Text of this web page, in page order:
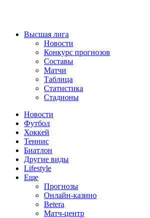
Высшая лига
Новости
Конкурс прогнозов
Составы
Матчи
Таблица
Статистика
Стадионы
Новости
Футбол
Хоккей
Теннис
Биатлон
Другие виды
Lifestyle
Еще
Прогнозы
Онлайн-казино
Betera
Матч-центр